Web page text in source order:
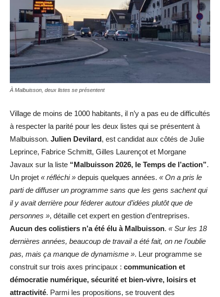
À Malbuisson, deux listes se présentent
Village de moins de 1000 habitants, il n’y a pas eu de difficultés
à respecter la parité pour les deux listes qui se présentent à
Malbuisson. Julien Devilard, est candidat aux côtés de Julie
Leprince, Fabrice Schmitt, Gilles Laurençot et Morgane
Javaux sur la liste “Malbuisson 2026, le Temps de l’action”.
Un projet « réfléchi » depuis quelques années. « On a pris le
parti de diffuser un programme sans que les gens sachent qui
il y avait derrière pour féderer autour d’idées plutôt que de
personnes », détaille cet expert en gestion d’entreprises.
Aucun des colistiers n’a été élu à Malbuisson. « Sur les 18
dernières années, beaucoup de travail a été fait, on ne l’oublie
pas, mais ça manque de dynamisme ». Leur programme se
construit sur trois axes principaux : communication et
démocratie numérique, sécurité et bien-vivre, loisirs et
attractivité. Parmi les propositions, se trouvent des